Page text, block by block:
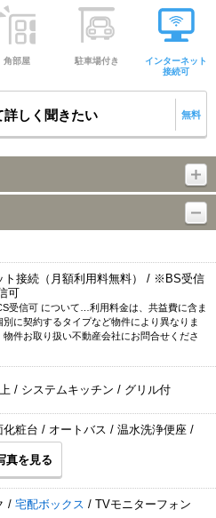
角部屋 駐車場付き
インターネット
接続可
詳しく聞きたい 無料
ト接続（月額利用料無料） / ※BS受信
可
受信可 について…利用料金は、共益費に含ま
別に契約するタイプなど物件により異なりま
物件お取り扱い不動産会社にお問合せくださ
/ システムキッチン / グリル付
化粧台 / オートバス / 温水洗浄便座 /
真を見る
/ 宅配ボックス / TVモニターフォン